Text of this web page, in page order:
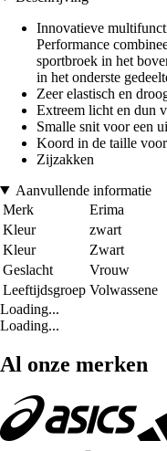
Innovatieve
Performance
sportbroek in het
in het onderste
Zeer elastisch en
Extreem licht en dun
Smalle snit voor een
Koord in de taille
Zijzakken
Aanvullende informatie
Merk
Erima
Kleur
zwart
Kleur
Zwart
Geslacht
Vrouw
Leeftijdsgroep Volwassene
Loading...
Loading...
Al onze merken